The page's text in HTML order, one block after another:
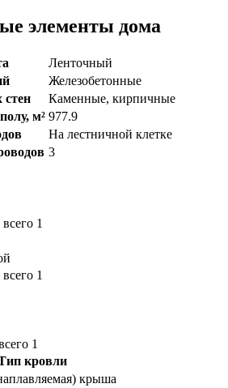
элементы дома
Ленточный
Железобетонные
Каменные, кирпичные
м² 977.9
На лестничной клетке
3
1
1
1
кровли
крыша